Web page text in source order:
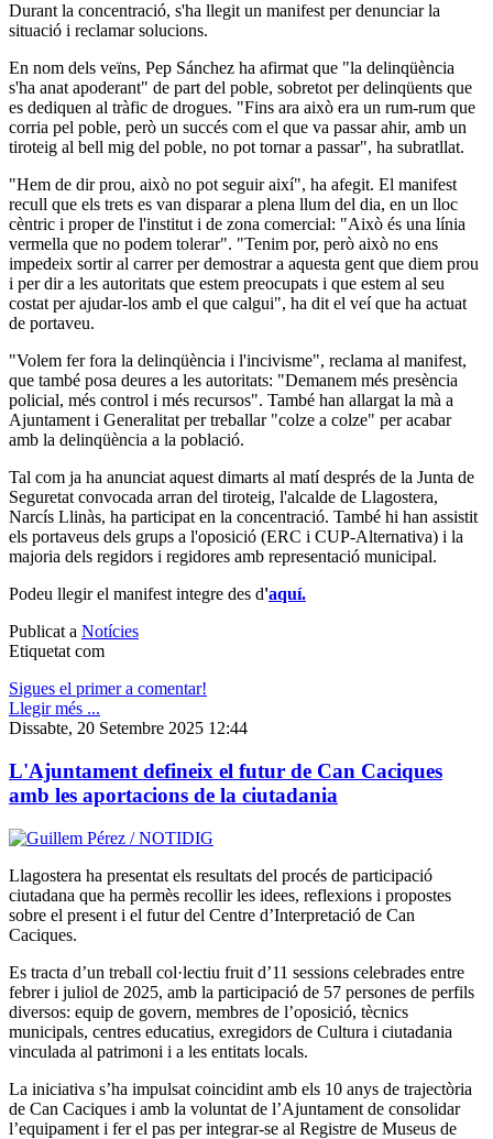
Durant la concentració, s'ha llegit un manifest per denunciar la
situació i reclamar solucions.
En nom dels veïns, Pep Sánchez ha afirmat que "la delinqüència
s'ha anat apoderant" de part del poble, sobretot per delinqüents que
es dediquen al tràfic de drogues. "Fins ara això era un rum-rum que
corria pel poble, però un succés com el que va passar ahir, amb un
tiroteig al bell mig del poble, no pot tornar a passar", ha subratllat.
"Hem de dir prou, això no pot seguir així", ha afegit. El manifest
recull que els trets es van disparar a plena llum del dia, en un lloc
cèntric i proper de l'institut i de zona comercial: "Això és una línia
vermella que no podem tolerar". "Tenim por, però això no ens
impedeix sortir al carrer per demostrar a aquesta gent que diem prou
i per dir a les autoritats que estem preocupats i que estem al seu
costat per ajudar-los amb el que calgui", ha dit el veí que ha actuat
de portaveu.
"Volem fer fora la delinqüència i l'incivisme", reclama al manifest,
que també posa deures a les autoritats: "Demanem més presència
policial, més control i més recursos". També han allargat la mà a
Ajuntament i Generalitat per treballar "colze a colze" per acabar
amb la delinqüència a la població.
Tal com ja ha anunciat aquest dimarts al matí després de la Junta de
Seguretat convocada arran del tiroteig, l'alcalde de Llagostera,
Narcís Llinàs, ha participat en la concentració. També hi han assistit
els portaveus dels grups a l'oposició (ERC i CUP-Alternativa) i la
majoria dels regidors i regidores amb representació municipal.
Podeu llegir el manifest integre des d'aquí.
Publicat a Notícies
Etiquetat com
Sigues el primer a comentar!
Llegir més ...
Dissabte, 20 Setembre 2025 12:44
L'Ajuntament defineix el futur de Can Caciques
amb les aportacions de la ciutadania
Llagostera ha presentat els resultats del procés de participació
ciutadana que ha permès recollir les idees, reflexions i propostes
sobre el present i el futur del Centre d’Interpretació de Can
Caciques.
Es tracta d’un treball col·lectiu fruit d’11 sessions celebrades entre
febrer i juliol de 2025, amb la participació de 57 persones de perfils
diversos: equip de govern, membres de l’oposició, tècnics
municipals, centres educatius, exregidors de Cultura i ciutadania
vinculada al patrimoni i a les entitats locals.
La iniciativa s’ha impulsat coincidint amb els 10 anys de trajectòria
de Can Caciques i amb la voluntat de l’Ajuntament de consolidar
l’equipament i fer el pas per integrar-se al Registre de Museus de